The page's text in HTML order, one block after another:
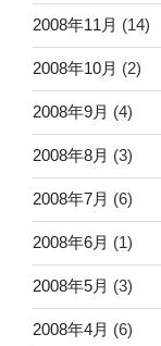
2008年11月 (14)
2008年10月 (2)
2008年9月 (4)
2008年8月 (3)
2008年7月 (6)
2008年6月 (1)
2008年5月 (3)
2008年4月 (6)